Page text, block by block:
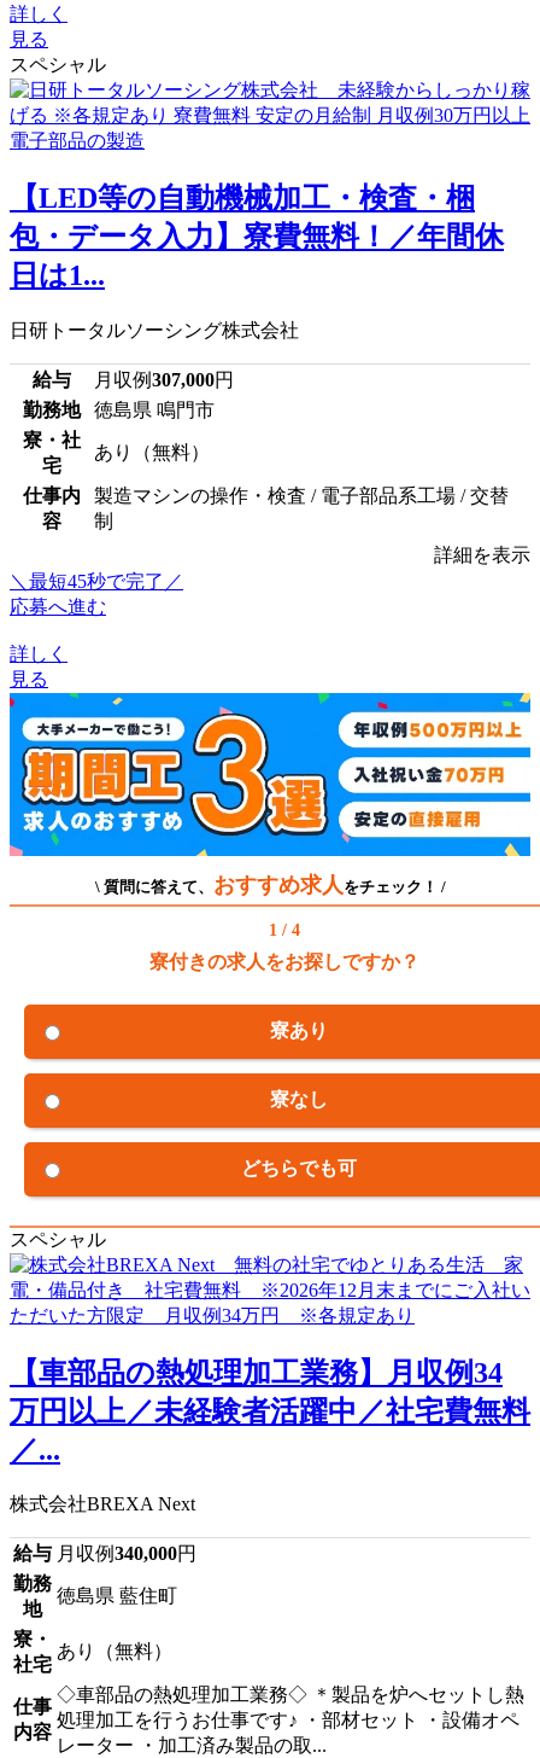
詳しく
見る
スペシャル
【LED等の自動機械加工・検査・梱
包・データ入力】寮費無料！／年間休
日は1...
日研トータルソーシング株式会社
給与 月収例307,000円
勤務地
徳島県 鳴門市
寮・社
宅
あり（無料）
仕事内
容
製造マシンの操作・検査 / 電子部品系工場 / 交替
制
詳細を表示
＼最短45秒で完了／
応募へ進む
詳しく
見る
\ 質問に答えて、 おすすめ求人 をチェック！ /
1 / 4
寮付きの求人をお探しですか？
寮あり
寮なし
どちらでも可
スペシャル
【車部品の熱処理加工業務】月収例34
万円以上／未経験者活躍中／社宅費無料
／...
株式会社BREXA Next
給与 月収例340,000円
勤務
地
徳島県 藍住町
寮・
社宅
あり（無料）
仕事
内容
◇車部品の熱処理加工業務◇ ＊製品を炉へセットし熱
処理加工を行うお仕事です♪ ・部材セット ・設備オペ
レーター ・加工済み製品の取...